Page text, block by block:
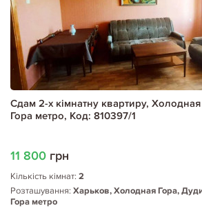
Сдам 2-х кімнатну квартиру,
Гора метро, Код: 810397/1
11 800 грн
Кількість кімнат: 2
Розташування: Харьков, Холодная Гора,
Гора метро